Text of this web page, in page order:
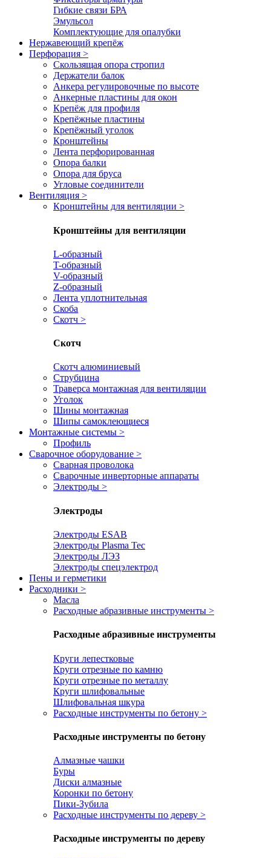
Гибкие связи БРА
Эмульсол
Комплектующие для опалубки
Нержавеющий крепёж
Перфорация >
Скользящая опора стропил
Держатели балок
Анкера регулировочные по высоте
Анкерные пластины для окон
Крепёж для профиля
Крепёжные пластины
Крепёжный уголок
Кронштейны
Лента перфорированная
Опора балки
Опора для бруса
Угловые соединители
Вентиляция >
Кронштейны для вентиляции >
Кронштейны для вентиляции
L-образный
T-образный
V-образный
Z-образный
Лента уплотнительная
Скоба
Скотч >
Скотч
Скотч алюминиевый
Струбцина
Траверса монтажная для вентиляции
Уголок
Шины монтажная
Шипы самоклеющиеся
Монтажные системы >
Профиль
Сварочное оборудование >
Сварная проволока
Сварочные инверторные аппараты
Электроды >
Электроды
Электроды ESAB
Электроды Plasma Tec
Электроды ЛЭЗ
Электроды спецэлектрод
Пены и герметики
Расходники >
Масла
Расходные абразивные инструменты >
Расходные абразивные инструменты
Круги лепестковые
Круги отрезные по камню
Круги отрезные по металлу
Круги шлифовальные
Шлифовальная шкура
Расходные инструменты по бетону >
Расходные инструменты по бетону
Алмазные чашки
Буры
Диски алмазные
Коронки по бетону
Пики-Зубила
Расходные инструменты по дереву >
Расходные инструменты по дереву